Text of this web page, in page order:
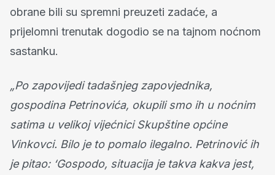
obrane bili su spremni preuzeti zadaće, a
prijelomni trenutak dogodio se na tajnom noćnom
sastanku.
„Po zapovijedi tadašnjeg zapovjednika,
gospodina Petrinovića, okupili smo ih u noćnim
satima u velikoj vijećnici Skupštine općine
Vinkovci. Bilo je to pomalo ilegalno. Petrinović ih
je pitao: ‘Gospodo, situacija je takva kakva jest,